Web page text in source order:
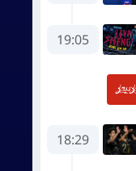
19:05
18:29